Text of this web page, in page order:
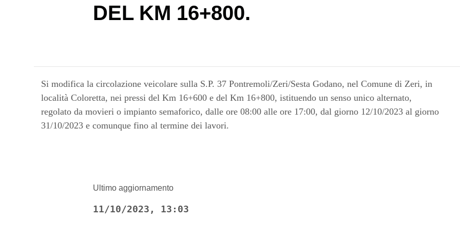
DEL KM 16+800.
Si modifica la circolazione veicolare sulla S.P. 37 Pontremoli/Zeri/Sesta Godano, nel Comune di Zeri, in
località Coloretta, nei pressi del Km 16+600 e del Km 16+800, istituendo un senso unico alternato,
regolato da movieri o impianto semaforico, dalle ore 08:00 alle ore 17:00, dal giorno 12/10/2023 al giorno
31/10/2023 e comunque fino al termine dei lavori.
Ultimo aggiornamento
11/10/2023, 13:03